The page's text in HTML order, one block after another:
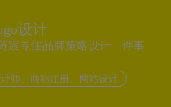
设计
宸专注品牌策略设计一件事
师、商标注册、网站设计